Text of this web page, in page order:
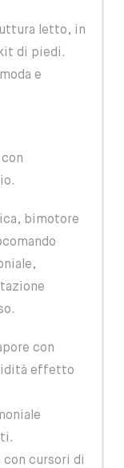
letto, in
di piedi.
e
bimotore
con
effetto
con cursori di